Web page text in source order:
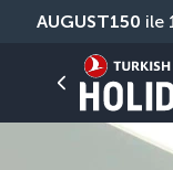
AUGUST150 ile